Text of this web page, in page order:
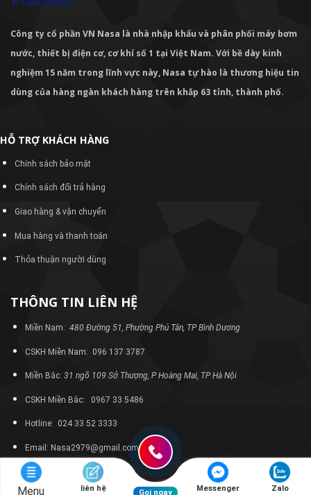
Công ty cổ phần VN Nasa là nhà nhập khẩu và phân phối máy bơm
nước, thiết bị điện cơ, cơ khí số 1 tại Việt Nam. Với bề dày kinh
nghiệm 15 năm trong lĩnh vực này, Nasa tự hào là thương hiệu tin
dùng của hàng ngàn khách hàng trên khắp 63 tỉnh, thành phố.
HỖ TRỢ KHÁCH HÀNG
Chính sách bảo mật
Chính sách đổi trả hàng
Giao hàng & vận chuyển
Mua hàng và thanh toán
Thỏa thuận người dùng
THÔNG TIN LIÊN HỆ
Miền Nam: 480 Đường 51, Phường Phú Tân, TP Bình Dương
CSKH Miền Nam: 096 137 3787
Miền Bắc: 31 ngõ 109 Sở Thượng, P Hoàng Mai, TP Hà Nội
CSKH Miền Bắc: 0967 33 5486
Hotline: 024 33 52 3333
Email: Nasa2979@gmail.com
Menu liên hệ Gọi ngay Messenger Zalo